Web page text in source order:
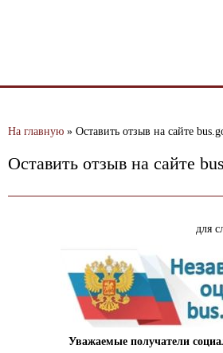
На главную » Оставить отзыв на сайте
Оставить отзыв на сайте
для
Уважаемые получатели